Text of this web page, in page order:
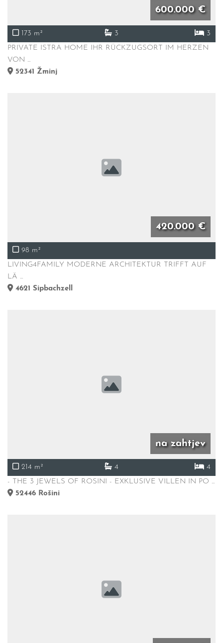
600.000 €
173 m² 3
3
PRIVATE ISTRA HOME IHR RÜCKZUGSORT IM HERZEN
VON ...
52341 Žminj
420.000 €
98 m²
LIVING4FAMILY MODERNE ARCHITEKTUR TRIFFT AUF
LÄ ...
4621 Sipbachzell
na zahtjev
214 m² 4
4
- THE 3 JEWELS OF ROSINI - EXKLUSIVE VILLEN IN PO ...
52446 Rošini